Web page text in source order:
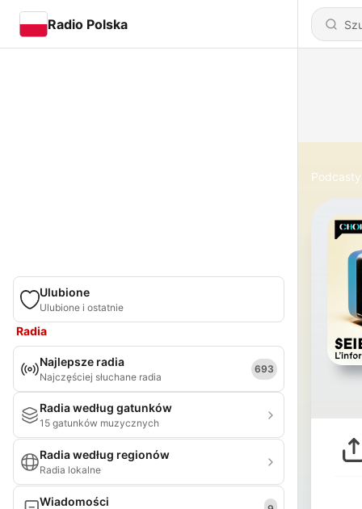
Radio Polska
Ulubione
Ulubione i ostatnie
Radia
Najlepsze radia
Najczęściej słuchane radia
693
Radia według gatunków
15 gatunków muzycznych
Radia według regionów
Radia lokalne
Wiadomości
Podcasty